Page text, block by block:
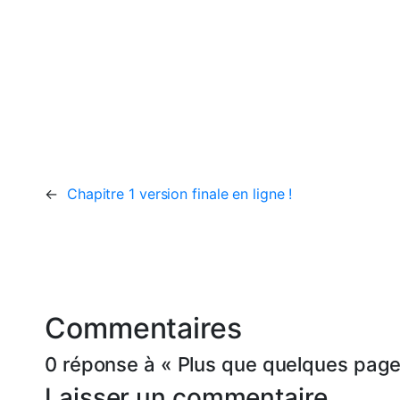
← Chapitre 1 version finale en ligne !
Commentaires
0 réponse à « Plus que quelques